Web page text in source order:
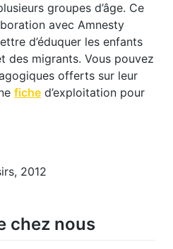
groupes d’âge. Ce
avec Amnesty
d’éduquer les enfants
des migrants. Vous pouvez
offerts sur leur
fiche d’exploitation pour
2012
chez nous